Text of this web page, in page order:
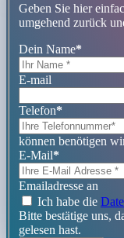
Geben Sie hier
umgehend zurück
Dein Name*
E-mail
Telefon*
können benötigen
E-Mail*
Emailadresse an
Ich habe die
Bitte bestätige uns,
gelesen hast.